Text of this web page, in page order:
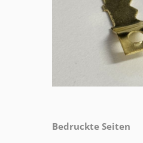
Bedruckte Seiten